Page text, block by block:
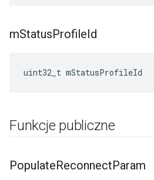
mStatusProfileId
uint32_t mStatusProfileId
Funkcje publiczne
PopulateReconnectParam